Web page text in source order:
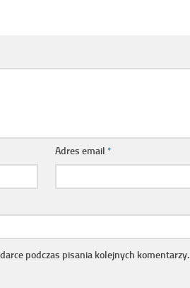
Adres email*
podczas pisania kolejnych komentarzy.